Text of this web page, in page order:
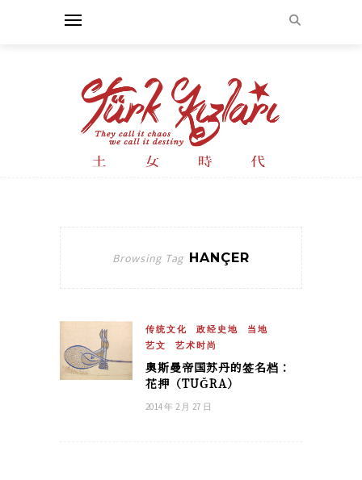
Browsing Tag HANÇER
传统文化 政经史地
当地
艺文
艺术时尚
奥斯曼帝国苏丹的签名档：
花押（TUĞRA）
2014 年 2 月 27 日